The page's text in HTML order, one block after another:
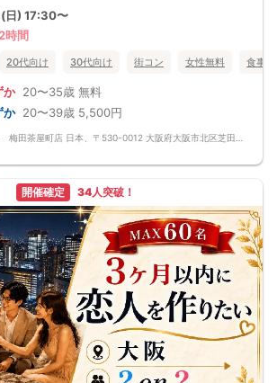
は参加できません)
ュアルな感じでＯＫ！)
所をご利用ください）
催1時間前
に最少催行人数に満たない場合
放題（アルコール＆ソフトドリンクの飲み放題は別料
加者にもご迷惑がかかりますので、ご遠慮くださいま
された場合、キャンセル料が発生いたします。
金の20％、20〜11日前は料金の50％
をキャンセル代として請求させていただきます。
無料ご招待の方でキャンセルされた場合は
料としていただきます。
セル料をお支払いいただけない場合は、
ご参加をお断りさせていただくことがございます。
電話でお知らせ下さい。
で予めご了承下さい。
る場合は、お一人につき1,000円いただきます。
日) 17:30〜
時間
20代向け 30代向け 街コン 女性無料 食事
か 20〜35歳 無料
か 20〜39歳 5,500円
開催確定 34人突破！